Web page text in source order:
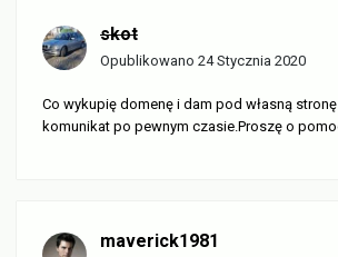
skot
Opublikowano 24 Stycznia 2020
Co wykupię domenę i dam pod własną
komunikat po pewnym czasie.Proszę o
maverick1981